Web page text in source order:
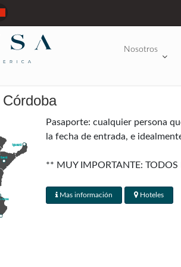
Nosotros
Pasaporte: cualquier persona
la fecha de entrada, e
** MUY IMPORTANTE: TODOS
Mas información Hoteles